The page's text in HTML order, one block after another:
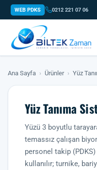
WEB PDKS 0212 221 07 06
Ana Sayfa › Ürünler › Yüz
Yüz Tanıma
Yüzü 3 boyutlu
temassız çalışan
personel takip
kullanılır; turnike,